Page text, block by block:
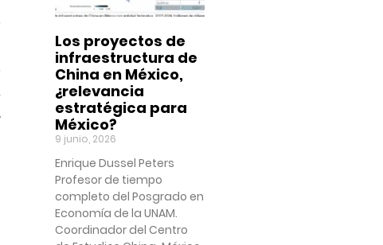
Los proyectos de
infraestructura de
China en México,
¿relevancia
estratégica para
México?
9 junio, 2026
Enrique Dussel Peters
Profesor de tiempo
completo del Posgrado en
Economía de la UNAM.
Coordinador del Centro